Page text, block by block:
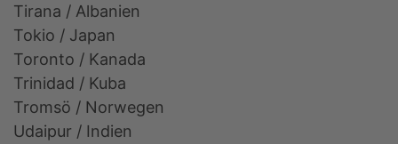
Tirana / Albanien
Tokio / Japan
Toronto / Kanada
Trinidad / Kuba
Tromsö / Norwegen
Udaipur / Indien